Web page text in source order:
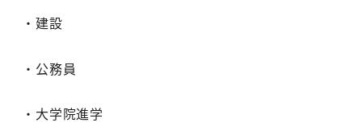
・建設
・公務員
・大学院進学